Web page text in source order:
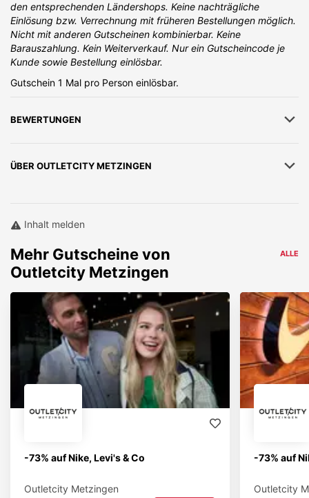
den entsprechenden Ländershops. Keine nachträgliche
Einlösung bzw. Verrechnung mit früheren Bestellungen möglich.
Nicht mit anderen Gutscheinen kombinierbar. Keine
Barauszahlung. Kein Weiterverkauf. Nur ein Gutscheincode je
Kunde sowie Bestellung einlösbar.
Gutschein 1 Mal pro Person einlösbar.
BEWERTUNGEN
ÜBER OUTLETCITY METZINGEN
Inhalt melden
Mehr Gutscheine von
Outletcity Metzingen
ALLE
-73% auf Nike, Levi's & Co
Outletcity Metzingen
-73% auf
Outletcity